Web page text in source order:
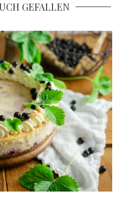
GEFALLEN